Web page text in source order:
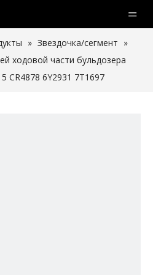
» Звездочка/сегмент »
ходовой части бульдозера
CR4878 6Y2931 7T1697